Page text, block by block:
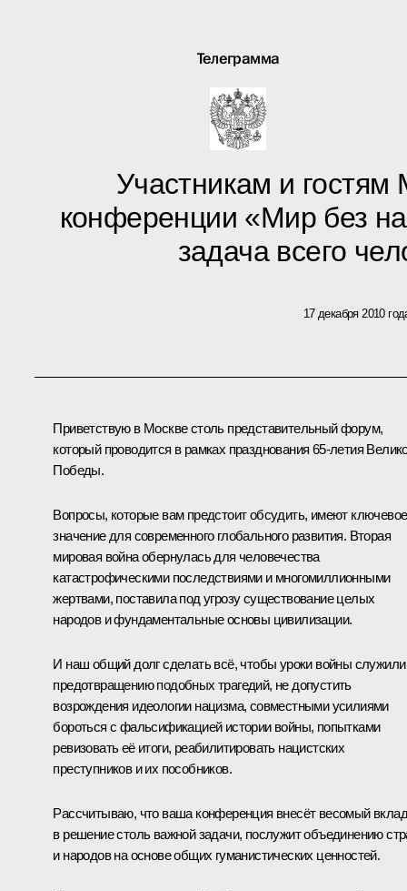
Телеграмма
Участникам и
конференции «Мир без
задача всего
17 декабря 2010
Приветствую в Москве столь представительный форум,
который проводится в рамках празднования 65-летия
Победы.
Вопросы, которые вам предстоит обсудить, имеют ключевое
значение для современного глобального развития. Вторая
мировая война обернулась для человечества
катастрофическими последствиями и многомиллионными
жертвами, поставила под угрозу существование целых
народов и фундаментальные основы цивилизации.
И наш общий долг сделать всё, чтобы уроки войны служили
предотвращению подобных трагедий, не допустить
возрождения идеологии нацизма, совместными усилиями
бороться с фальсификацией истории войны, попытками
ревизовать её итоги, реабилитировать нацистских
преступников и их пособников.
Рассчитываю, что ваша конференция внесёт весомый вклад
в решение столь важной задачи, послужит объединению
и народов на основе общих гуманистических ценностей.